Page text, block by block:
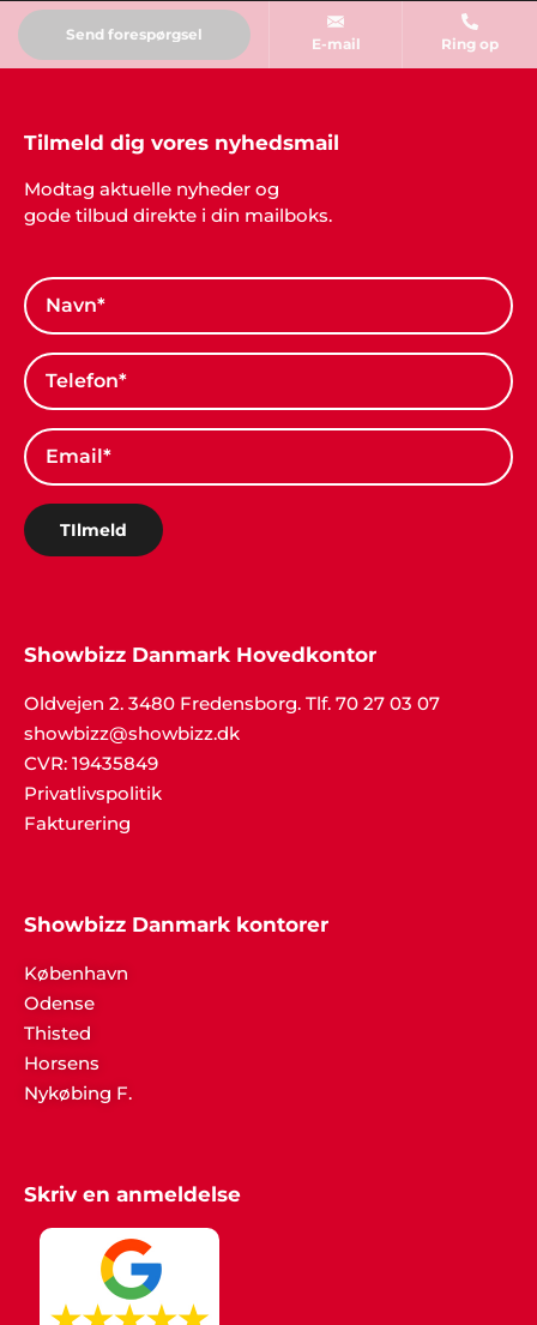
Send forespørgsel
E-mail Ring op
Tilmeld dig vores nyhedsmail
Modtag aktuelle nyheder og
gode tilbud direkte i din mailboks.
TIlmeld
Showbizz Danmark Hovedkontor
Oldvejen 2. 3480 Fredensborg. Tlf. 70 27 03 07
showbizz@showbizz.dk
CVR: 19435849
Privatlivspolitik
Fakturering
Showbizz Danmark kontorer
København
Odense
Thisted
Horsens
Nykøbing F.
Skriv en anmeldelse